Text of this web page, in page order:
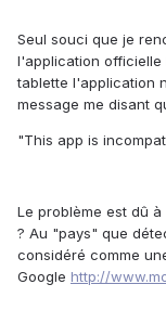
Seul souci que je
l'application officielle
tablette l'application
message me disant
"This app is
Le problème est dû
? Au "pays" que
considéré comme
Google http://